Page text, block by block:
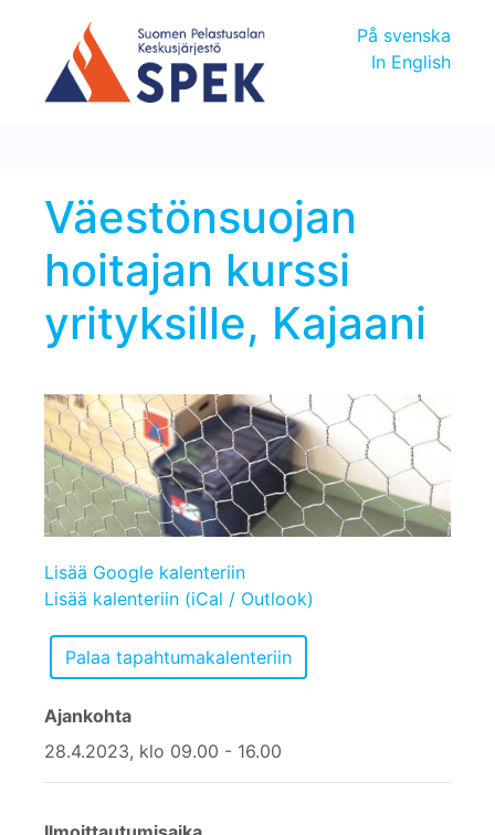
På svenska
In English
Väestönsuojan
hoitajan kurssi
yrityksille, Kajaani
Lisää Google kalenteriin
Lisää kalenteriin (iCal / Outlook)
Ajankohta
28.4.2023, klo 09.00 - 16.00